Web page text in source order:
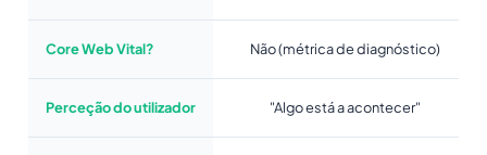
Core Web Vital? Não (métrica de diagnóstico)
Perceção do utilizador "Algo está a acontecer"